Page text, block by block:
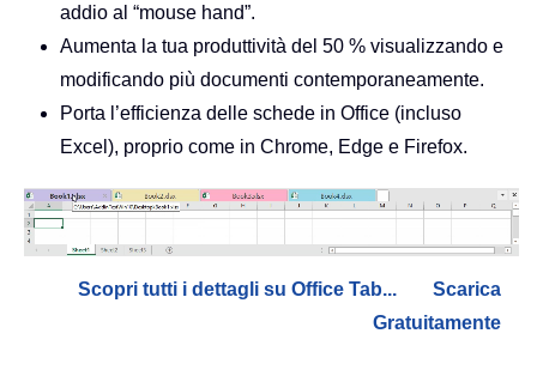
addio al “mouse hand”.
Aumenta la tua produttività del 50 % visualizzando e
modificando più documenti contemporaneamente.
Porta l’efficienza delle schede in Office (incluso
Excel), proprio come in Chrome, Edge e Firefox.
Scopri tutti i dettagli su Office Tab...
Scarica
Gratuitamente